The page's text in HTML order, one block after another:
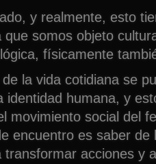
y realmente, esto
somos objeto
físicamente
la vida cotidiana se
identidad humana, y
movimiento social del
encuentro es saber de
transformar acciones y